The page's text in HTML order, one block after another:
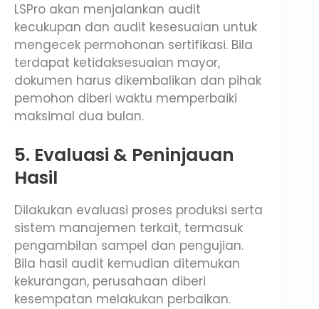
LSPro akan menjalankan audit
kecukupan dan audit kesesuaian untuk
mengecek permohonan sertifikasi. Bila
terdapat ketidaksesuaian mayor,
dokumen harus dikembalikan dan pihak
pemohon diberi waktu memperbaiki
maksimal dua bulan.
5. Evaluasi & Peninjauan
Hasil
Dilakukan evaluasi proses produksi serta
sistem manajemen terkait, termasuk
pengambilan sampel dan pengujian.
Bila hasil audit kemudian ditemukan
kekurangan, perusahaan diberi
kesempatan melakukan perbaikan.